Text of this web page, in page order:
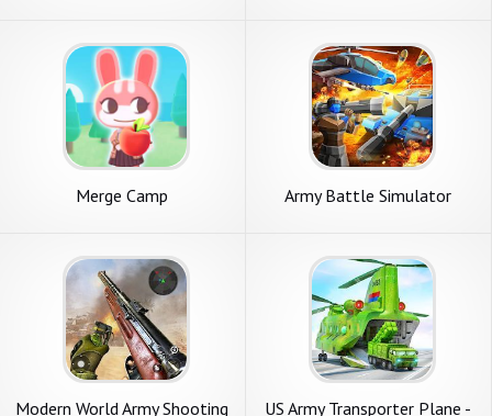
Merge Camp Army Battle Simulator
Modern World Army Shooting US Army Transporter Plane -